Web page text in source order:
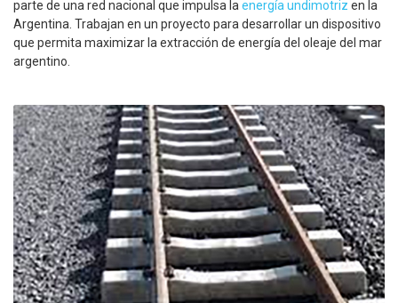
parte de una red nacional que impulsa la energía undimotriz en la
Argentina. Trabajan en un proyecto para desarrollar un dispositivo
que permita maximizar la extracción de energía del oleaje del mar
argentino.